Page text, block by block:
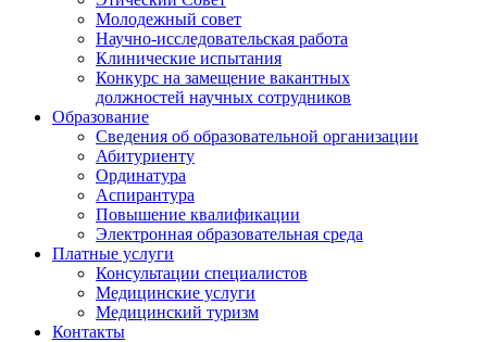
Молодежный совет
Научно-исследовательская работа
Клинические испытания
Конкурс на замещение вакантных
должностей научных сотрудников
Образование
Сведения об образовательной организации
Абитуриенту
Ординатура
Аспирантура
Повышение квалификации
Электронная образовательная среда
Платные услуги
Консультации специалистов
Медицинские услуги
Медицинский туризм
Контакты